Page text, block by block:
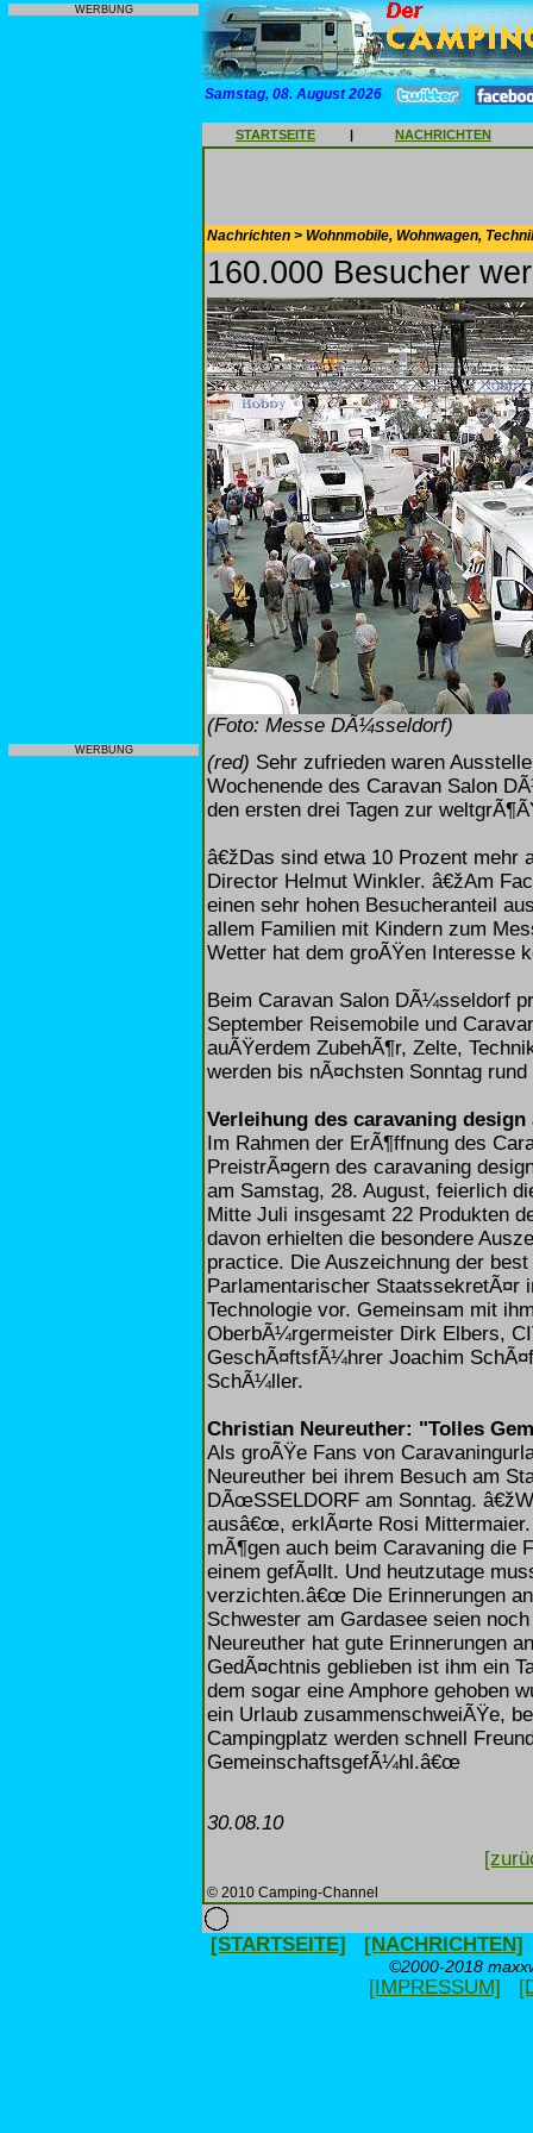
WERBUNG
WERBUNG
Samstag, 08. August 2026
STARTSEITE | NACHRICHTEN
Nachrichten > Wohnmobile, Wohnwagen,
160.000 Besucher
(Foto: Messe DÃ¼sseldorf)
(red) Sehr zufrieden waren
Wochenende des Caravan Salon
den ersten drei Tagen zur
â€žDas sind etwa 10 Prozent
Director Helmut Winkler. â€žAm
einen sehr hohen Besucheranteil
allem Familien mit Kindern zum
Wetter hat dem groÃŸen Interesse
Beim Caravan Salon DÃ¼sseldorf
September Reisemobile und
auÃŸerdem ZubehÃ¶r, Zelte,
werden bis nÃ¤chsten Sonntag
Verleihung des caravaning design
Im Rahmen der ErÃ¶ffnung des
PreistrÃ¤gern des caravaning
am Samstag, 28. August, feierlich
Mitte Juli insgesamt 22 Produkten
davon erhielten die besondere
practice. Die Auszeichnung der
Parlamentarischer
Technologie vor. Gemeinsam mit
OberbÃ¼rgermeister Dirk Elbers,
GeschÃ¤ftsfÃ¼hrer Joachim
SchÃ¼ller.
Christian Neureuther: "Tolles
Als groÃŸe Fans von
Neureuther bei ihrem Besuch am
DÃœSSELDORF am Sonntag.
ausâ€œ, erklÃ¤rte Rosi
mÃ¶gen auch beim Caravaning die
einem gefÃ¤llt. Und heutzutage
verzichten.â€œ Die Erinnerungen
Schwester am Gardasee seien
Neureuther hat gute Erinnerungen
GedÃ¤chtnis geblieben ist ihm ein
dem sogar eine Amphore gehoben
ein Urlaub zusammenschweiÃŸe,
Campingplatz werden schnell
GemeinschaftsgefÃ¼hl.â€œ
30.08.10
© 2010 Camping-Channel
[STARTSEITE] [NACHRICHTEN]
©2000-2018
[IMPRESSUM]